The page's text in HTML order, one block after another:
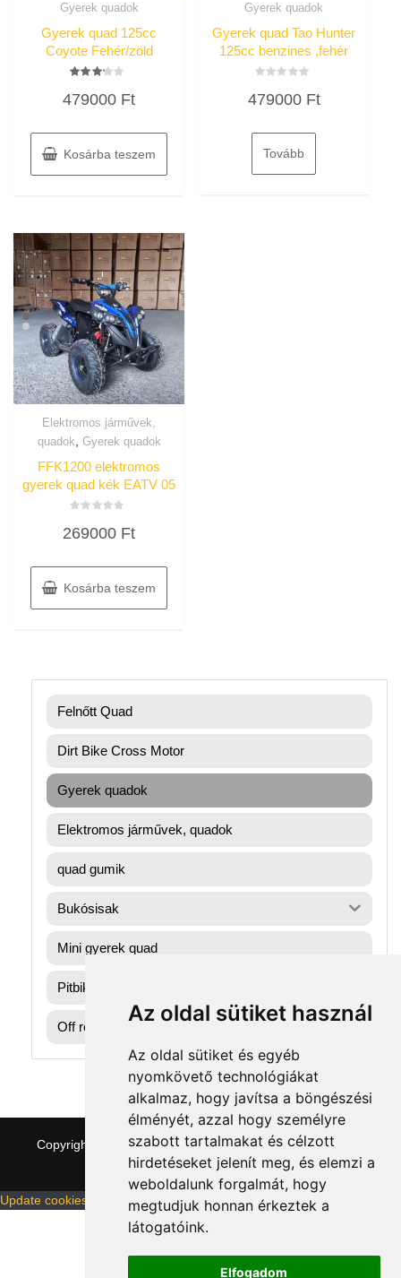
Az oldal sütiket használ
Az oldal sütiket és egyéb
nyomkövető technológiákat
alkalmaz, hogy javítsa a böngészési
élményét, azzal hogy személyre
szabott tartalmakat és célzott
hirdetéseket jelenít meg, és elemzi a
weboldalunk forgalmát, hogy
megtudjuk honnan érkeztek a
látogatóink.
Elfogadom
Gyerek quadok
Gyerek quad 125cc
Coyote Fehér/zöld
3.00
479000 Ft
Kosárba teszem
Gyerek quadok
Gyerek quad Tao Hunter
125cc benzines ,fehér
0
479000 Ft
Tovább
Elektromos járművek,
quadok Gyerek quadok
FFK1200 elektromos
gyerek quad kék EATV 05
0
269000 Ft
Kosárba teszem
Felnőtt Quad
Dirt Bike Cross Motor
Gyerek quadok
Elektromos járművek, quadok
quad gumik
Bukósisak
Mini gyerek quad
Pitbike dirtbike gumik
Off road motorok
Copyright © 2026 quaddepo.com | Theme:NewStore
ThemeFarmer
Update cookies preferences